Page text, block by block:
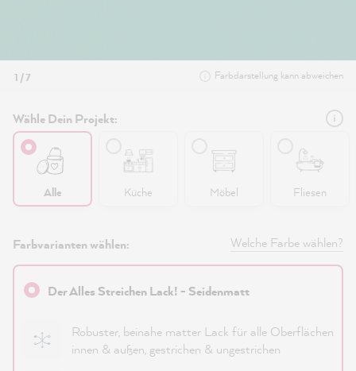
1 / 7 Farbdarstellung kann abweichen
Wähle Dein Projekt:
Alle Küche Möbel Fliesen
Farbvarianten wählen: Welche Farbe wählen?
Der Alles Streichen Lack! - Seidenmatt
Robuster, beinahe matter Lack für alle Oberflächen
innen & außen, gestrichen & ungestrichen